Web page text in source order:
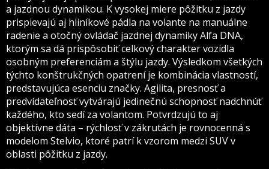
a jazdnou dynamikou. K vysokej miere pôžitku z jazdy
prispievajú aj hliníkové pádla na volante na manuálne
radenie a otočný ovládač jazdnej dynamiky Alfa DNA,
ktorým sa dá prispôsobiť celkový charakter vozidla
osobným preferenciám a štýlu jazdy. Výsledkom všetkých
týchto konštrukčných opatrení je kombinácia vlastností,
predstavujúca esenciu značky. Agilita, presnosť a
predvídateľnosť vytvárajú jedinečnú schopnosť nadchnúť
každého, kto sedí za volantom. Potvrdzujú to aj
objektívne dáta – rýchlosť v zákrutách je rovnocenná s
modelom Stelvio, ktoré patrí k vzorom medzi SUV v
oblasti pôžitku z jazdy.